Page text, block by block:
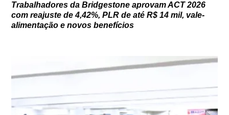
Trabalhadores da Bridgestone aprovam ACT 2026
com reajuste de 4,42%, PLR de até R$ 14 mil, vale-
alimentação e novos benefícios